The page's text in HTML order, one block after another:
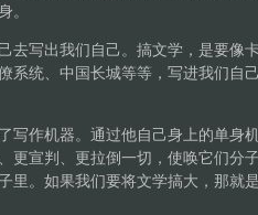
。
去写出我们自己。搞文学，是要像
系统、中国长城等等，写进我们自
写作机器。通过他自己身上的单身
更宣判、更拉倒一切，使唤它们分
里。如果我们要将文学搞大，那就